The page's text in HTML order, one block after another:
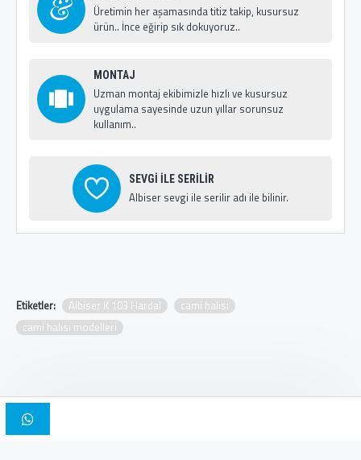
Üretimin her aşamasında titiz takip, kusursuz
ürün.. İnce eğirip sık dokuyoruz..
MONTAJ
Uzman montaj ekibimizle hızlı ve kusursuz
uygulama sayesinde uzun yıllar sorunsuz
kullanım..
SEVGİ İLE SERİLİR
Albiser sevgi ile serilir adı ile bilinir.
Etiketler: Albiser K 103 Hardal
cami halısı
cami halısı modelleri
Copyright © 2025, Albiser Cami Halıları | Tasarım İskender Bilici